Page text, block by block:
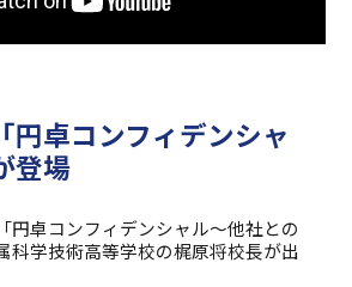
円卓コンフィデンシャ
登場
円卓コンフィデンシャル～他社との
科学技術高等学校の梶原将校長が出